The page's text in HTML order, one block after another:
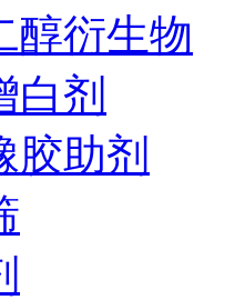
醇衍生物
白剂
胶助剂